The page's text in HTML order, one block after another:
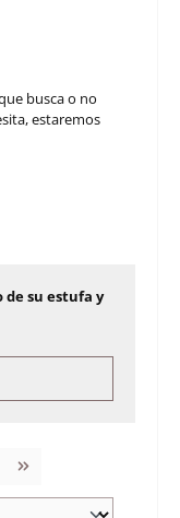
busca o no
estaremos
su estufa y